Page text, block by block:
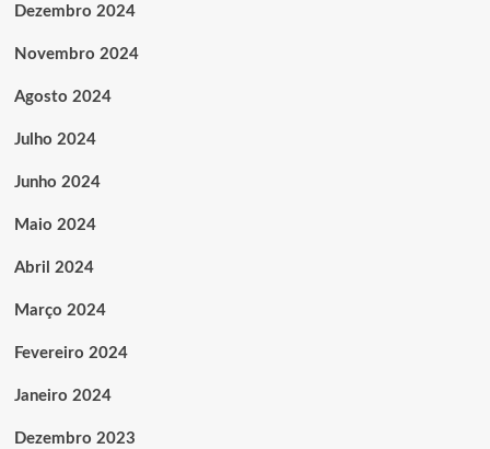
Dezembro 2024
Novembro 2024
Agosto 2024
Julho 2024
Junho 2024
Maio 2024
Abril 2024
Março 2024
Fevereiro 2024
Janeiro 2024
Dezembro 2023